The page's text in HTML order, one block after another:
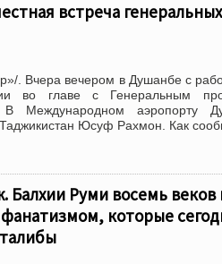
встреча
. Вчера вечером в Душанбе с
во главе с Генеральным
Международном аэропорту
Таджикистан Юсуф Рахмон. Как
Руми восемь веков
которые